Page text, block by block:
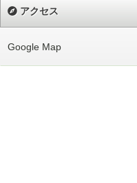
アクセス
Google Map